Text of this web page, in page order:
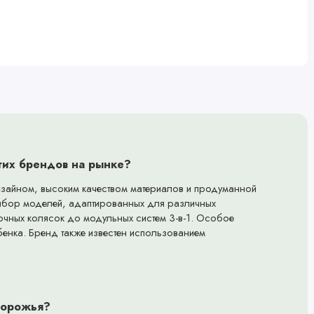
брендов на рынке?
высоким качеством материалов и продуманной
моделей, адаптированных для различных
колясок до модульных систем 3-в-1. Особое
Бренд также известен использованием